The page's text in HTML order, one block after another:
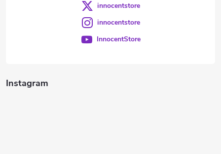
Instagram
innocentstore
innocentstore
InnocentStore